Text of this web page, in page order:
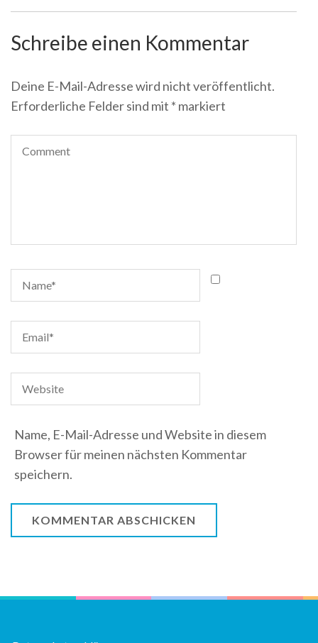
Schreibe einen Kommentar
Deine E-Mail-Adresse wird nicht veröffentlicht.
Erforderliche Felder sind mit * markiert
Name, E-Mail-Adresse und Website in diesem
Browser für meinen nächsten Kommentar
speichern.